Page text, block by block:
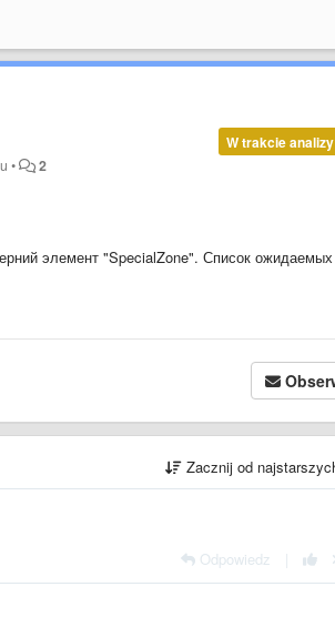
W trakcie analizy
• 2
элемент "SpecialZone". Список ожидаемых
Zacznij od
Odpowiedz